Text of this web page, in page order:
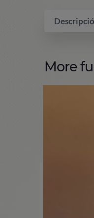
More